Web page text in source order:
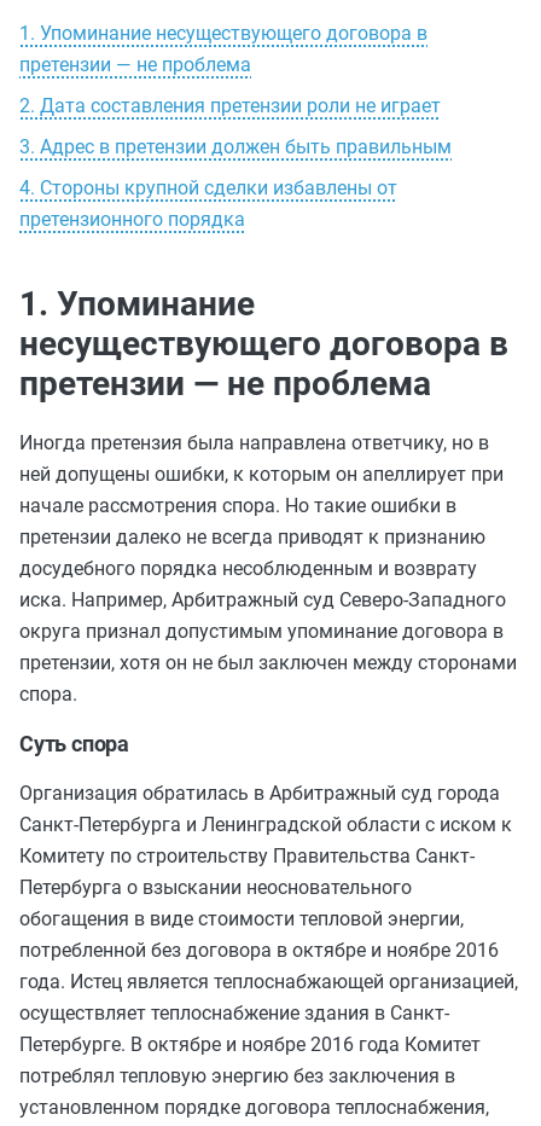
1. Упоминание несуществующего договора в
претензии — не проблема
2. Дата составления претензии роли не играет
3. Адрес в претензии должен быть правильным
4. Стороны крупной сделки избавлены от
претензионного порядка
1. Упоминание
несуществующего договора в
претензии — не проблема
Иногда претензия была направлена ответчику, но в
ней допущены ошибки, к которым он апеллирует при
начале рассмотрения спора. Но такие ошибки в
претензии далеко не всегда приводят к признанию
досудебного порядка несоблюденным и возврату
иска. Например, Арбитражный суд Северо-Западного
округа признал допустимым упоминание договора в
претензии, хотя он не был заключен между сторонами
спора.
Суть спора
Организация обратилась в Арбитражный суд города
Санкт-Петербурга и Ленинградской области с иском к
Комитету по строительству Правительства Санкт-
Петербурга о взыскании неосновательного
обогащения в виде стоимости тепловой энергии,
потребленной без договора в октябре и ноябре 2016
года. Истец является теплоснабжающей организацией,
осуществляет теплоснабжение здания в Санкт-
Петербурге. В октябре и ноябре 2016 года Комитет
потреблял тепловую энергию без заключения в
установленном порядке договора теплоснабжения,